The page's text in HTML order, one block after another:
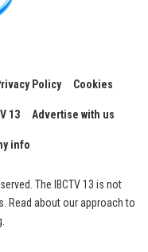
Policy Cookies
13 Advertise with us
info
The IBCTV 13 is not
Read about our approach to